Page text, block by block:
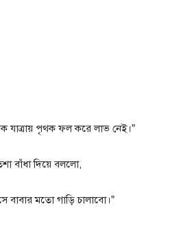
যাত্রায় পৃথক ফল করে লাভ নেই।”
বাঁধা দিয়ে বললো,
বাবার মতো গাড়ি চালাবো।”